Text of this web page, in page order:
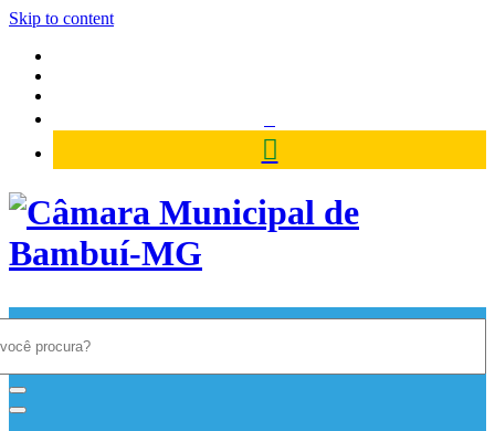
Skip to content
Câmara Municipal de Bambuí-
MG